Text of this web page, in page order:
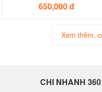
650,000 đ
Xem thêm,
CHI NHANH